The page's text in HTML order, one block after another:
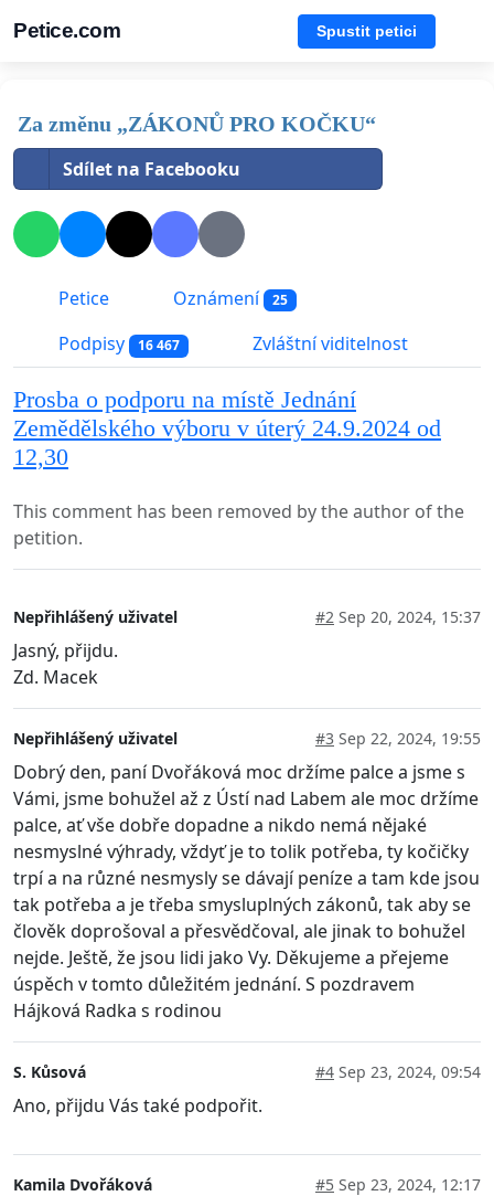
Petice.com Spustit petici
Za změnu „ZÁKONŮ PRO KOČKU“
Sdílet na Facebooku
Petice Oznámení 25
Podpisy 16 467 Zvláštní viditelnost
Prosba o podporu na místě Jednání
Zemědělského výboru v úterý 24.9.2024 od
12,30
This comment has been removed by the author of the
petition.
Nepřihlášený uživatel #2 Sep 20, 2024, 15:37
Jasný, přijdu.
Zd. Macek
Nepřihlášený uživatel #3 Sep 22, 2024, 19:55
Dobrý den, paní Dvořáková moc držíme palce a jsme s
Vámi, jsme bohužel až z Ústí nad Labem ale moc držíme
palce, ať vše dobře dopadne a nikdo nemá nějaké
nesmyslné výhrady, vždyť je to tolik potřeba, ty kočičky
trpí a na různé nesmysly se dávají peníze a tam kde jsou
tak potřeba a je třeba smysluplných zákonů, tak aby se
člověk doprošoval a přesvědčoval, ale jinak to bohužel
nejde. Ještě, že jsou lidi jako Vy. Děkujeme a přejeme
úspěch v tomto důležitém jednání. S pozdravem
Hájková Radka s rodinou
S. Kůsová #4 Sep 23, 2024, 09:54
Ano, přijdu Vás také podpořit.
Kamila Dvořáková #5 Sep 23, 2024, 12:17